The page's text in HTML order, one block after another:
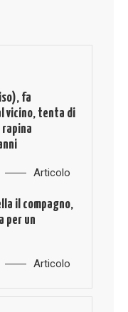
fa
vicino, tenta di
Articolo
il compagno,
per un
Articolo